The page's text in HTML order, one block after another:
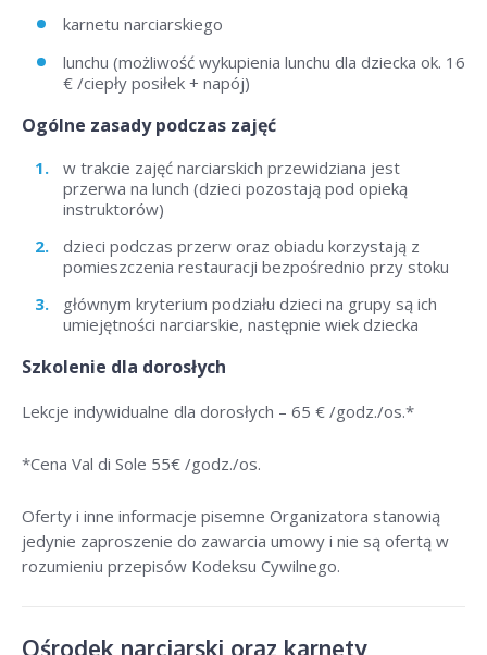
karnetu narciarskiego
lunchu (możliwość wykupienia lunchu dla dziecka ok. 16
€ /ciepły posiłek + napój)
Ogólne zasady podczas zajęć
w trakcie zajęć narciarskich przewidziana jest
przerwa na lunch (dzieci pozostają pod opieką
instruktorów)
dzieci podczas przerw oraz obiadu korzystają z
pomieszczenia restauracji bezpośrednio przy stoku
głównym kryterium podziału dzieci na grupy są ich
umiejętności narciarskie, następnie wiek dziecka
Szkolenie dla dorosłych
Lekcje indywidualne dla dorosłych – 65 € /godz./os.*
*Cena Val di Sole 55€ /godz./os.
Oferty i inne informacje pisemne Organizatora stanowią
jedynie zaproszenie do zawarcia umowy i nie są ofertą w
rozumieniu przepisów Kodeksu Cywilnego.
Ośrodek narciarski oraz karnety